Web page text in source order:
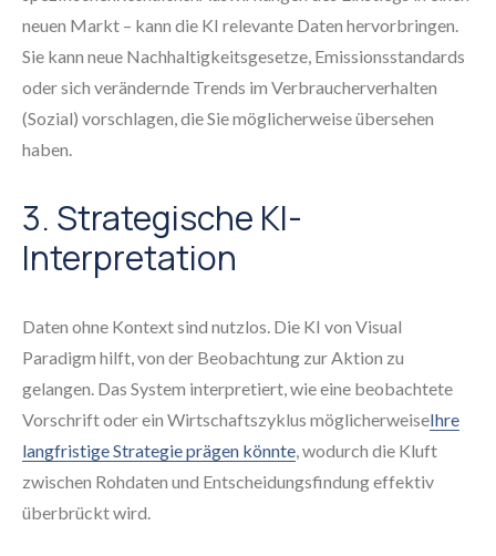
neuen Markt – kann die KI relevante Daten hervorbringen.
Sie kann neue Nachhaltigkeitsgesetze, Emissionsstandards
oder sich verändernde Trends im Verbraucherverhalten
(Sozial) vorschlagen, die Sie möglicherweise übersehen
haben.
3. Strategische KI-
Interpretation
Daten ohne Kontext sind nutzlos. Die KI von Visual
Paradigm hilft, von der Beobachtung zur Aktion zu
gelangen. Das System interpretiert, wie eine beobachtete
Vorschrift oder ein Wirtschaftszyklus möglicherweiseIhre
langfristige Strategie prägen könnte , wodurch die Kluft
zwischen Rohdaten und Entscheidungsfindung effektiv
überbrückt wird.